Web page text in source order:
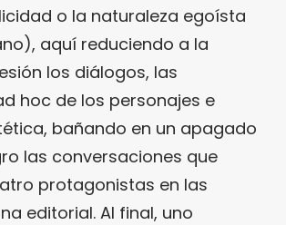
o la naturaleza egoísta
aquí reduciendo a la
los diálogos, las
hoc de los personajes e
bañando en un apagado
las conversaciones que
protagonistas en las
editorial. Al final, uno